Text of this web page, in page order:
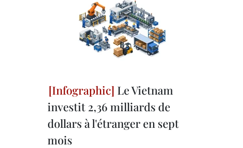
Le Vietnam
investit 2,36 milliards de
dollars à l'étranger en sept
mois